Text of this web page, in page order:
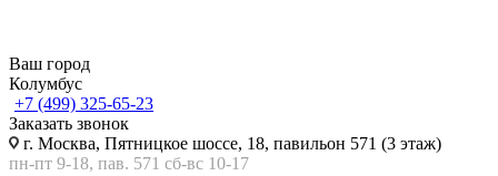
Ваш город
Колумбус
+7 (499) 325-65-23
Заказать звонок
г. Москва, Пятницкое шоссе, 18, павильон 571 (3 этаж)
пн-пт 9-18, пав. 571 сб-вс 10-17